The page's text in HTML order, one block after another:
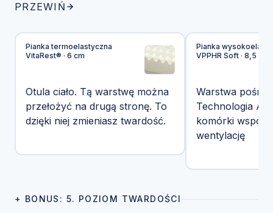
PRZEWIŃ
Pianka termoelastyczna
VitaRest® · 6 cm
Otula ciało. Tą warstwę można
przełożyć na drugą stronę. To
dzięki niej zmieniasz twardość.
Pianka
VPPHR Soft · 8,5 cm
Warstwa
Technologia
komórki
wentylację
+ BONUS: 5. POZIOM TWARDOŚCI